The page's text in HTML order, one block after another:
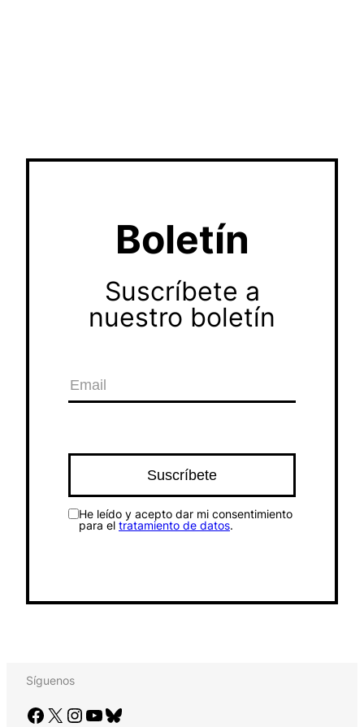
Boletín
Suscríbete a
nuestro boletín
He leído y acepto dar mi consentimiento
para el tratamiento de datos.
Síguenos
Facebook X Instagram YouTube Bluesky